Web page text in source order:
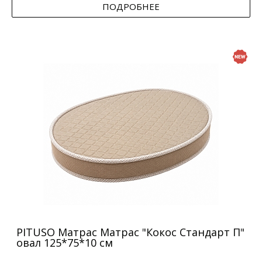
ПОДРОБНЕЕ
PITUSO Матрас Матрас "Кокос Стандарт П"
овал 125*75*10 см